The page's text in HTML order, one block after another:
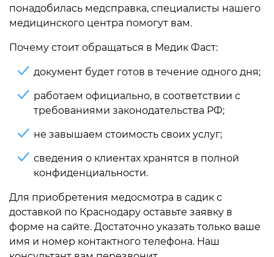
понадобилась медсправка, специалисты нашего
медицинского центра помогут вам.
Почему стоит обращаться в Медик Фаст:
документ будет готов в течение одного дня;
работаем официально, в соответствии с
требованиями законодательства РФ;
не завышаем стоимость своих услуг;
сведения о клиентах хранятся в полной
конфиденциальности.
Для приобретения медосмотра в садик с
доставкой по Краснодару оставьте заявку в
форме на сайте. Достаточно указать только ваше
имя и номер контактного телефона. Наш